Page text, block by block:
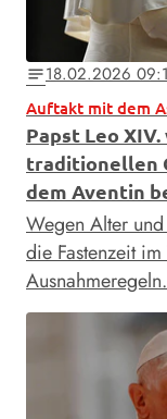
notes18.02.2026
Auftakt mit dem
Papst Leo
traditionellen
dem Aventin
Wegen Alter
die Fastenzeit